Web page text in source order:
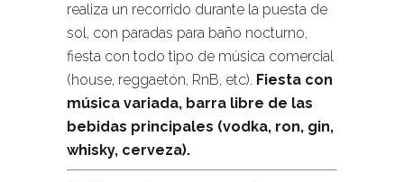
realiza un recorrido durante la puesta de
sol, con paradas para baño nocturno,
fiesta con todo tipo de música comercial
(house, reggaetón, RnB, etc). Fiesta con
música variada, barra libre de las
bebidas principales (vodka, ron, gin,
whisky, cerveza).